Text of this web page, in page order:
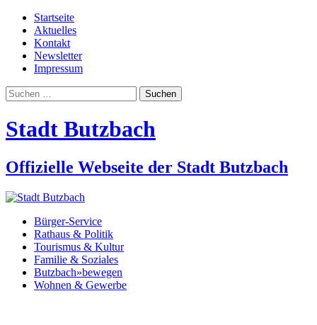
Startseite
Aktuelles
Kontakt
Newsletter
Impressum
Suchen
nach:
Stadt Butzbach
Offizielle Webseite der Stadt Butzbach
Bürger-Service
Rathaus & Politik
Tourismus & Kultur
Familie & Soziales
Butzbach»bewegen
Wohnen & Gewerbe